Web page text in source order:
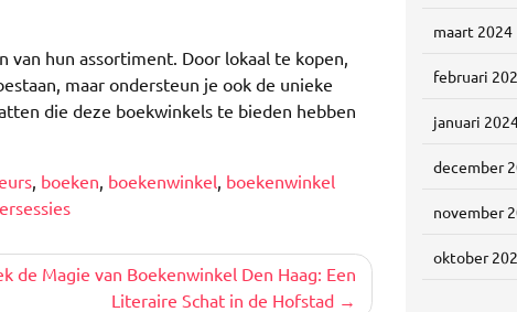
hun assortiment. Door lokaal te kopen,
maar ondersteun je ook de unieke
die deze boekwinkels te bieden hebben
, boeken, boekenwinkel, boekenwinkel
de Magie van Boekenwinkel Den Haag: Een
Literaire Schat in de Hofstad
maart 2024
februari
januari
december
november
oktober